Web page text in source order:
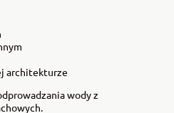
architekturze
wody z